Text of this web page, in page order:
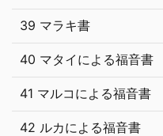
39 マラキ書
40 マタイによる福音書
41 マルコによる福音書
42 ルカによる福音書